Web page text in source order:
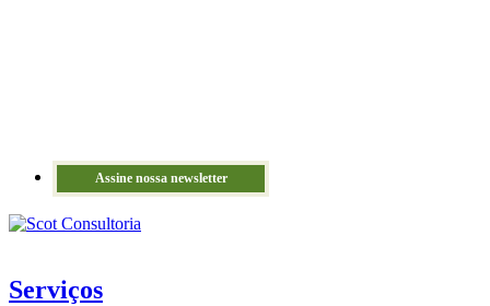
Assine nossa newsletter
Serviços